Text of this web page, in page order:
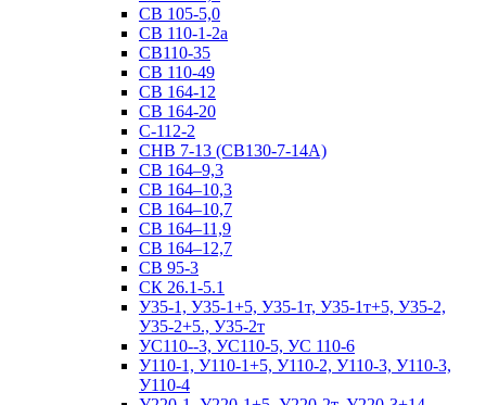
СВ 105-5,0
СВ 110-1-2а
СВ110-35
СВ 110-49
СВ 164-12
СВ 164-20
С-112-2
СНВ 7-13 (СВ130-7-14А)
СВ 164–9,3
СВ 164–10,3
СВ 164–10,7
СВ 164–11,9
СВ 164–12,7
СВ 95-3
СК 26.1-5.1
У35-1, У35-1+5, У35-1т, У35-1т+5, У35-2,
У35-2+5., У35-2т
УС110--3, УС110-5, УС 110-6
У110-1, У110-1+5, У110-2, У110-3, У110-3,
У110-4